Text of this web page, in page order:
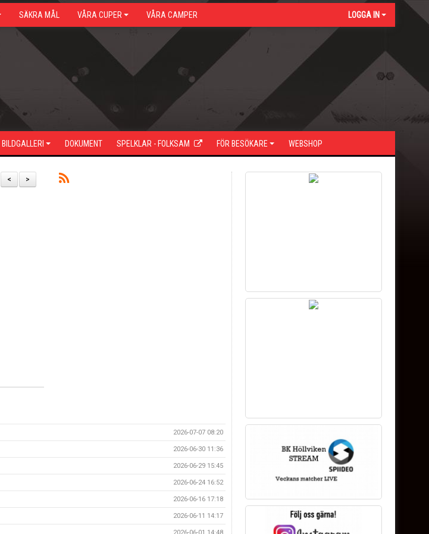
SÄKRA MÅL VÅRA CUPER VÅRA CAMPER LOGGA IN
BILDGALLERI DOKUMENT SPELKLAR - FOLKSAM FÖR BESÖKARE WEBSHOP
>
<
2026-07-07 08:20
2026-06-30 11:36
2026-06-29 15:45
2026-06-24 16:52
2026-06-16 17:18
2026-06-11 14:17